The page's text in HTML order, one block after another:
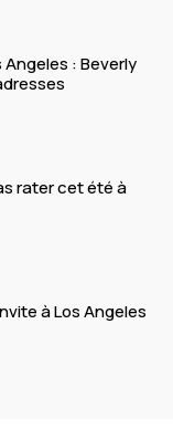
Angeles : Beverly
rater cet été à
à Los Angeles